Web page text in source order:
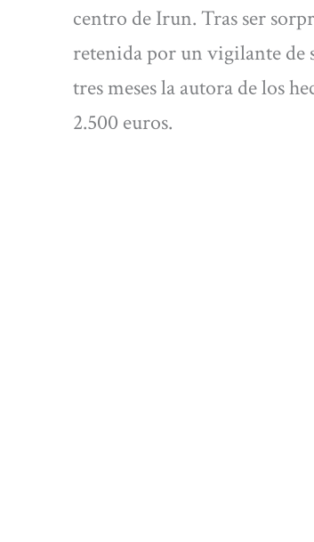
centro de Irun. Tras ser
retenida por un vigilante de
tres meses la autora de los
2.500 euros.